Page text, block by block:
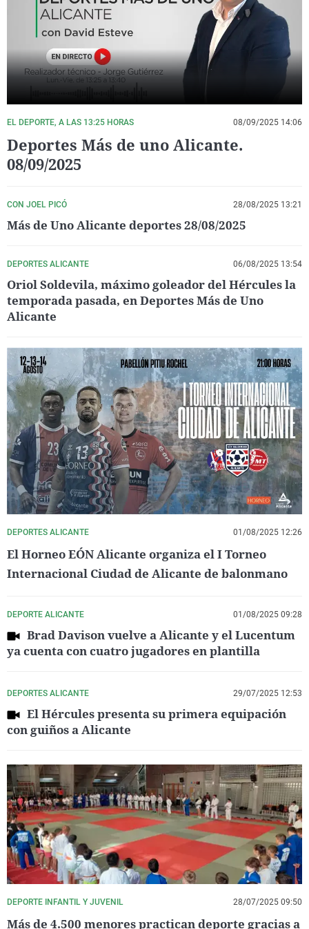
La rosa de los vientos
Gente viajera
Como el perro y el
Caso
Retornados
Equipo de
Operación Viuda
Extremadura
Galicia
La Rioja
Navarra
País Vasco
Virales
Televisión
Elecciones
EL DEPORTE, A LAS 13:25 HORAS 08/09/2025 14:06
Deportes Más de uno Alicante.
08/09/2025
CON JOEL PICÓ 28/08/2025 13:21
Más de Uno Alicante deportes 28/08/2025
DEPORTES ALICANTE 06/08/2025 13:54
Oriol Soldevila, máximo goleador del Hércules la
temporada pasada, en Deportes Más de Uno
Alicante
DEPORTES ALICANTE 01/08/2025 12:26
El Horneo EÓN Alicante organiza el I Torneo
Internacional Ciudad de Alicante de balonmano
DEPORTE ALICANTE 01/08/2025 09:28
Brad Davison vuelve a Alicante y el Lucentum
ya cuenta con cuatro jugadores en plantilla
DEPORTES ALICANTE 29/07/2025 12:53
El Hércules presenta su primera equipación
con guiños a Alicante
DEPORTE INFANTIL Y JUVENIL 28/07/2025 09:50
Más de 4.500 menores practican deporte gracias a